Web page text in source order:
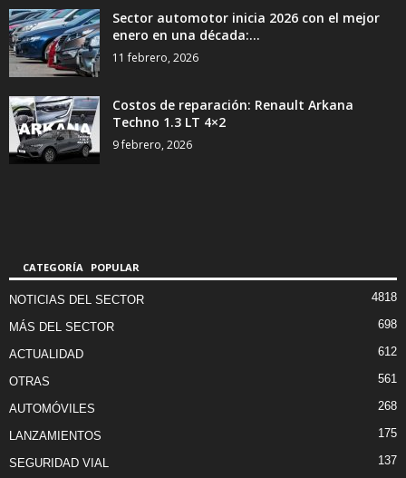
Sector automotor inicia 2026 con el mejor
enero en una década:...
11 febrero, 2026
Costos de reparación: Renault Arkana
Techno 1.3 LT 4×2
9 febrero, 2026
CATEGORÍA POPULAR
NOTICIAS DEL SECTOR 4818
MÁS DEL SECTOR 698
ACTUALIDAD 612
OTRAS 561
AUTOMÓVILES 268
LANZAMIENTOS 175
SEGURIDAD VIAL 137